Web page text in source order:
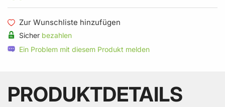
Zur Wunschliste hinzufügen
Sicher bezahlen
Ein Problem mit diesem Produkt melden
PRODUKTDETAILS